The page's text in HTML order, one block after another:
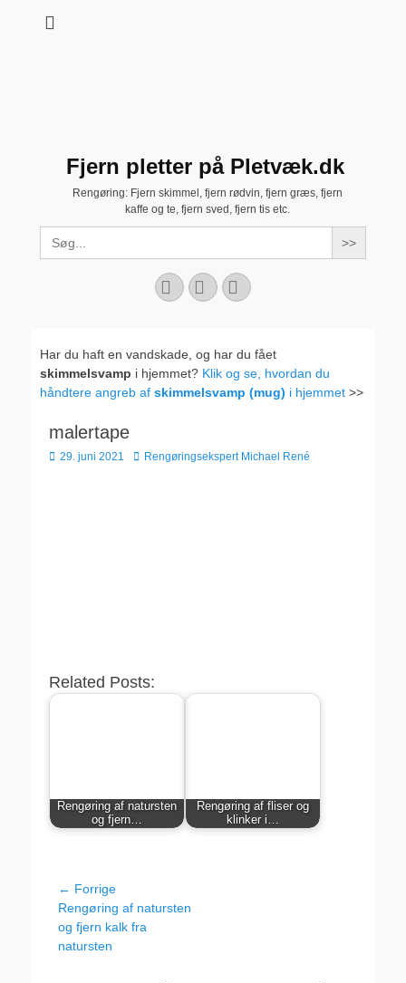
Fjern pletter på Pletvæk.dk
Rengøring: Fjern skimmel, fjern rødvin, fjern græs, fjern
kaffe og te, fjern sved, fjern tis etc.
Search
for:
Facebook
YouTubeInstagram
Har du haft en vandskade, og har du fået
skimmelsvamp i hjemmet? Klik og se, hvordan du
håndtere angreb af skimmelsvamp (mug) i hjemmet >>
malertape
Udgivet
29. juni 2021 Forfatter
Rengøringsekspert Michael René
Related Posts:
Rengøring af natursten
og fjern…
Rengøring af fliser og
klinker i…
Indlægsnavigation
← Forrige
Forrige
indlæg:
Rengøring af natursten
og fjern kalk fra
natursten